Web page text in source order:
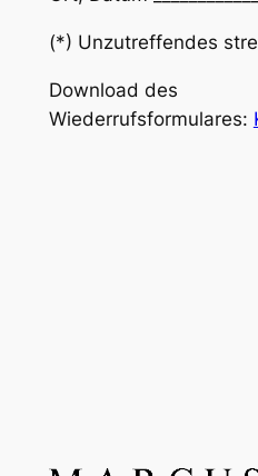
(*) Unzutreffendes
Download des
Wiederrufsformulares: